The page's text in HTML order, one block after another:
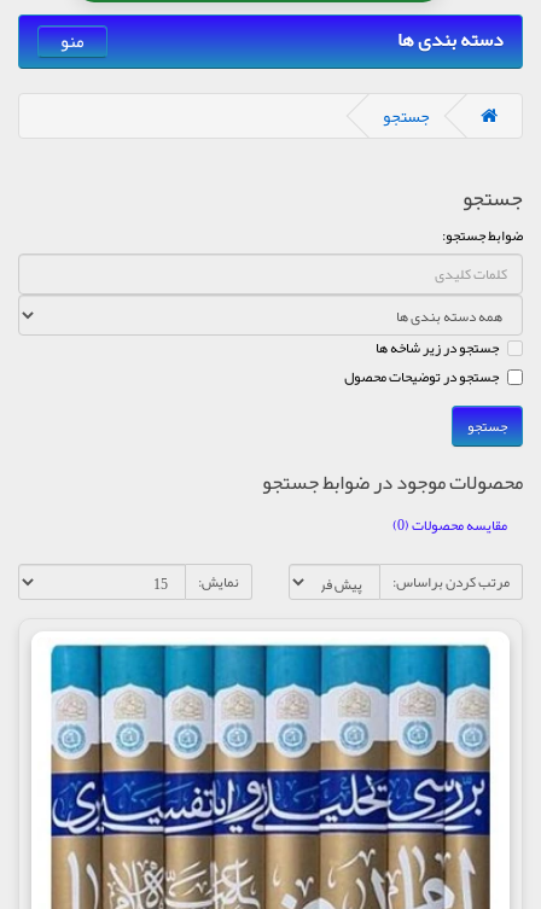
دسته بندی ها منو
جستجو
جستجو
ضوابط جستجو:
جستجو در زیر شاخه ها
جستجو در توضیحات محصول
محصولات موجود در ضوابط جستجو
مقایسه محصولات (0)
مرتب کردن براساس:
نمایش: